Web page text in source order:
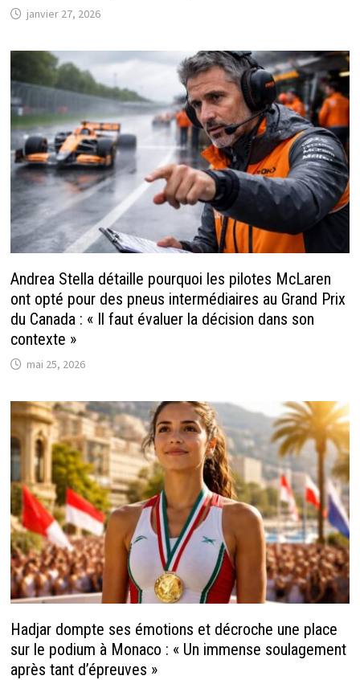
janvier 27, 2026
Andrea Stella détaille pourquoi les pilotes McLaren
ont opté pour des pneus intermédiaires au Grand Prix
du Canada : « Il faut évaluer la décision dans son
contexte »
mai 25, 2026
Hadjar dompte ses émotions et décroche une place
sur le podium à Monaco : « Un immense soulagement
après tant d’épreuves »